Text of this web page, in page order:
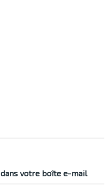
dans votre boîte e-mail